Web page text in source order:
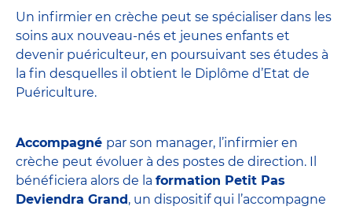
Un infirmier en crèche peut se spécialiser dans les
soins aux nouveau-nés et jeunes enfants et
devenir puériculteur, en poursuivant ses études à
la fin desquelles il obtient le Diplôme d’Etat de
Puériculture.
Accompagné par son manager, l’infirmier en
crèche peut évoluer à des postes de direction. Il
bénéficiera alors de la formation Petit Pas
Deviendra Grand , un dispositif qui l’accompagne